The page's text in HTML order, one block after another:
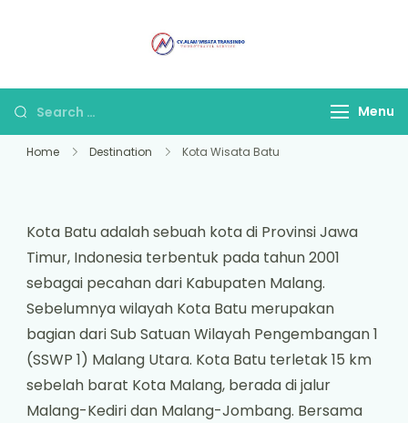
Menu
Home Destination Kota Wisata Batu
Kota Batu adalah sebuah kota di Provinsi Jawa
Timur, Indonesia terbentuk pada tahun 2001
sebagai pecahan dari Kabupaten Malang.
Sebelumnya wilayah Kota Batu merupakan
bagian dari Sub Satuan Wilayah Pengembangan 1
(SSWP 1) Malang Utara. Kota Batu terletak 15 km
sebelah barat Kota Malang, berada di jalur
Malang-Kediri dan Malang-Jombang. Bersama